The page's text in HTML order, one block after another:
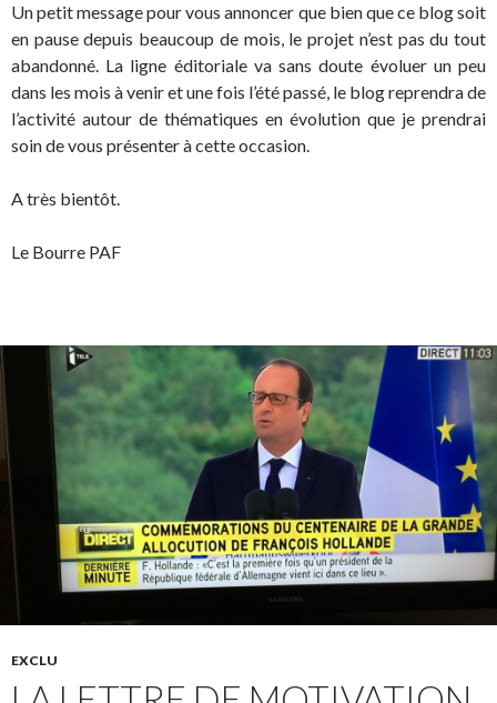
Un petit message pour vous annoncer que bien que ce blog soit
en pause depuis beaucoup de mois, le projet n’est pas du tout
abandonné. La ligne éditoriale va sans doute évoluer un peu
dans les mois à venir et une fois l’été passé, le blog reprendra de
l’activité autour de thématiques en évolution que je prendrai
soin de vous présenter à cette occasion.
A très bientôt.
Le Bourre PAF
EXCLU